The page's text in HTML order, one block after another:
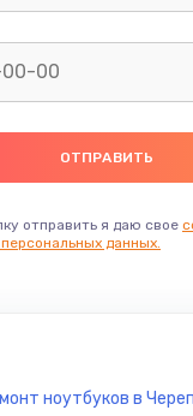
отправить я даю свое
данных.
ноутбуков в